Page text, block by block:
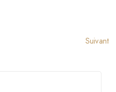
Suivant